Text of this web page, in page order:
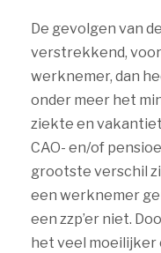
De gevolgen van
verstrekkend,
werknemer, dan
onder meer het
ziekte en
CAO- en/of
grootste verschil
een werknemer
een zzp’er niet.
het veel moeilijker